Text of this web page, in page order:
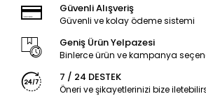
Güvenli Alışveriş
Güvenli ve kolay ödeme sistemi
Geniş Ürün Yelpazesi
Binlerce ürün ve kampanya
7 / 24 DESTEK
Öneri ve şikayetlerinizi bize